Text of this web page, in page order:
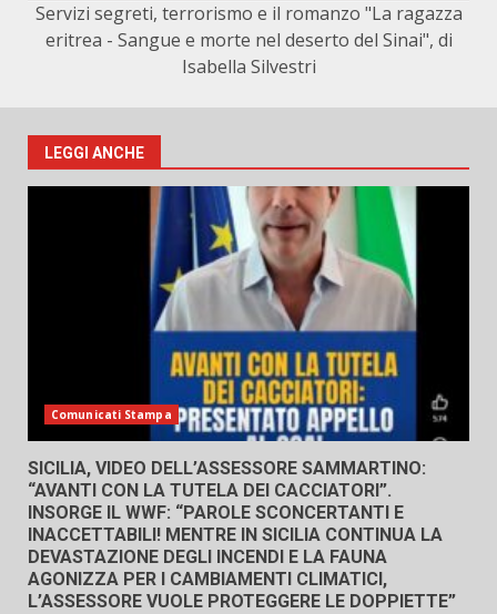
Servizi segreti, terrorismo e il romanzo "La ragazza
eritrea - Sangue e morte nel deserto del Sinai", di
Isabella Silvestri
LEGGI ANCHE
Comunicati Stampa
SICILIA, VIDEO DELL’ASSESSORE SAMMARTINO:
“AVANTI CON LA TUTELA DEI CACCIATORI”.
INSORGE IL WWF: “PAROLE SCONCERTANTI E
INACCETTABILI! MENTRE IN SICILIA CONTINUA LA
DEVASTAZIONE DEGLI INCENDI E LA FAUNA
AGONIZZA PER I CAMBIAMENTI CLIMATICI,
L’ASSESSORE VUOLE PROTEGGERE LE DOPPIETTE”